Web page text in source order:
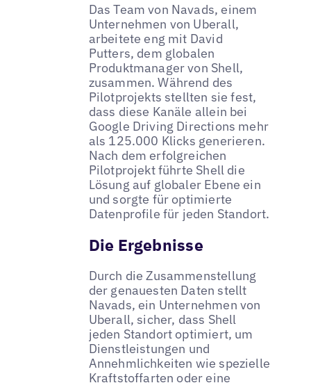
Das Team von Navads, einem
Unternehmen von Uberall,
arbeitete eng mit David
Putters, dem globalen
Produktmanager von Shell,
zusammen. Während des
Pilotprojekts stellten sie fest,
dass diese Kanäle allein bei
Google Driving Directions mehr
als 125.000 Klicks generieren.
Nach dem erfolgreichen
Pilotprojekt führte Shell die
Lösung auf globaler Ebene ein
und sorgte für optimierte
Datenprofile für jeden Standort.
Die Ergebnisse
Durch die Zusammenstellung
der genauesten Daten stellt
Navads, ein Unternehmen von
Uberall, sicher, dass Shell
jeden Standort optimiert, um
Dienstleistungen und
Annehmlichkeiten wie spezielle
Kraftstoffarten oder eine